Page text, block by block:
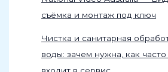
съёмка и монтаж под ключ
Чистка и санитарная
воды: зачем нужна, как